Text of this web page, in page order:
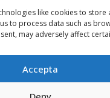
like cookies to
to process data such as
may adversely affect
Accepta